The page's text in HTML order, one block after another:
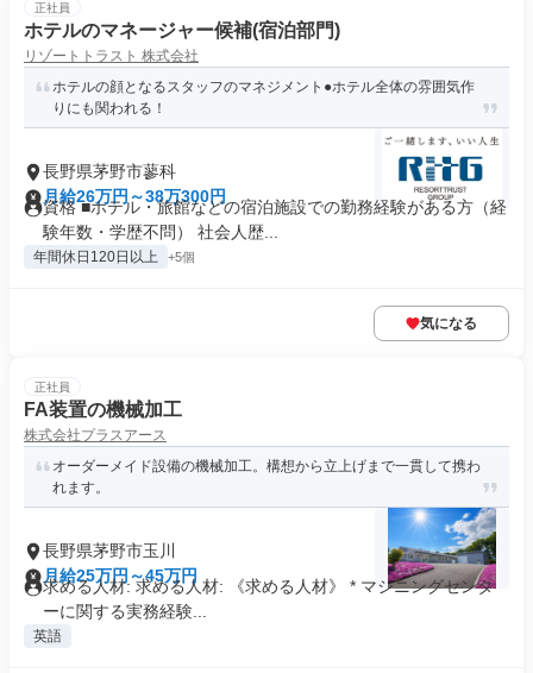
正社員
ホテルのマネージャー候補(宿泊部門)
リゾートトラスト 株式会社
ホテルの顔となるスタッフのマネジメント●ホテル全体の雰囲気作
りにも関われる！
長野県茅野市蓼科
月給26万円～38万300円
資格 ■ホテル・旅館などの宿泊施設での勤務経験がある方（経
験年数・学歴不問） 社会人歴...
年間休日120日以上 +5個
気になる
正社員
FA装置の機械加工
株式会社プラスアース
オーダーメイド設備の機械加工。構想から立上げまで一貫して携わ
れます。
長野県茅野市玉川
月給25万円～45万円
求める人材: 求める人材: 《求める人材》 * マシニングセンタ
ーに関する実務経験...
英語